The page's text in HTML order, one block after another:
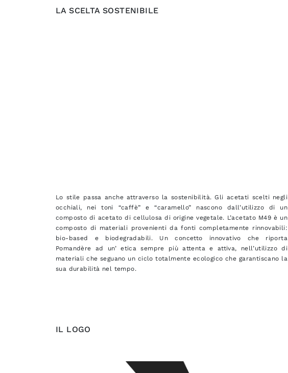
LA SCELTA SOSTENIBILE
Lo stile passa anche attraverso la sostenibilità. Gli acetati scelti negli
occhiali, nei toni “caffè” e “caramello” nascono dall’utilizzo di un
composto di acetato di cellulosa di origine vegetale. L’acetato M49 è un
composto di materiali provenienti da fonti completamente rinnovabili:
bio-based e biodegradabili. Un concetto innovativo che riporta
Pomandère ad un’ etica sempre più attenta e attiva, nell’utilizzo di
materiali che seguano un ciclo totalmente ecologico che garantiscano la
sua durabilità nel tempo.
IL LOGO